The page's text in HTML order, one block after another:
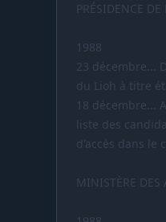
PRÉSIDENCE
1988
23 décembre...
du Lioh à titre
18 décembre...
liste des
d'accès dans le
MINISTÈRE DES